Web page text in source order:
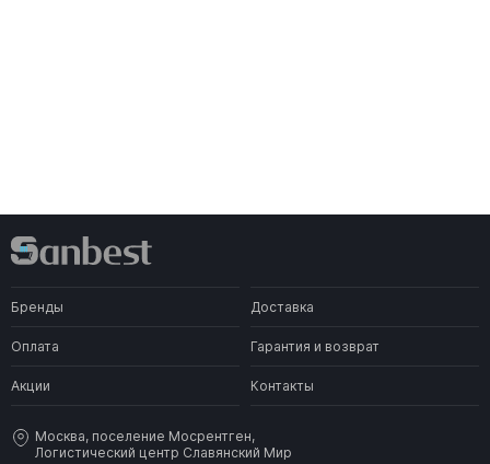
Бренды Доставка
Оплата Гарантия и возврат
Акции Контакты
Москва, поселение Мосрентген,
Логистический центр Славянский Мир